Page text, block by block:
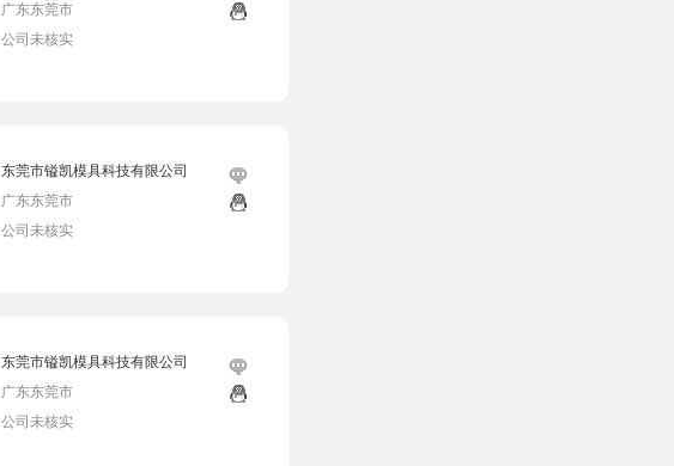
广东东莞市
公司未核实
东莞市镒凯模具科技有限公司
广东东莞市
公司未核实
东莞市镒凯模具科技有限公司
广东东莞市
公司未核实